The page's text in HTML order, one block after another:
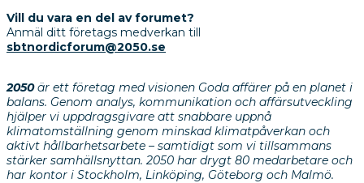
Vill du vara en del av forumet?
Anmäl ditt företags medverkan till
sbtnordicforum@2050.se
2050är ett företag med visionen Goda affärer på en planet i
balans. Genom analys, kommunikation och affärsutveckling
hjälper vi uppdragsgivare att snabbare uppnå
klimatomställning genom minskad klimatpåverkan och
aktivt hållbarhetsarbete – samtidigt som vi tillsammans
stärker samhällsnyttan. 2050 har drygt 80 medarbetare och
har kontor i Stockholm, Linköping, Göteborg och Malmö.